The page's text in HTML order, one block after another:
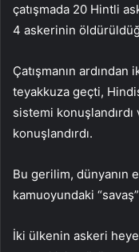
çatışmada 20 Hintli
4 askerinin
Çatışmanın
teyakkuza geçti,
sistemi
konuşlandırdı.
Bu gerilim, dünyanın
kamuoyundaki
İki ülkenin askeri